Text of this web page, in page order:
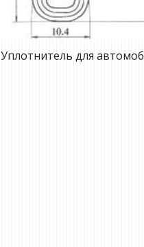
Уплотнитель для